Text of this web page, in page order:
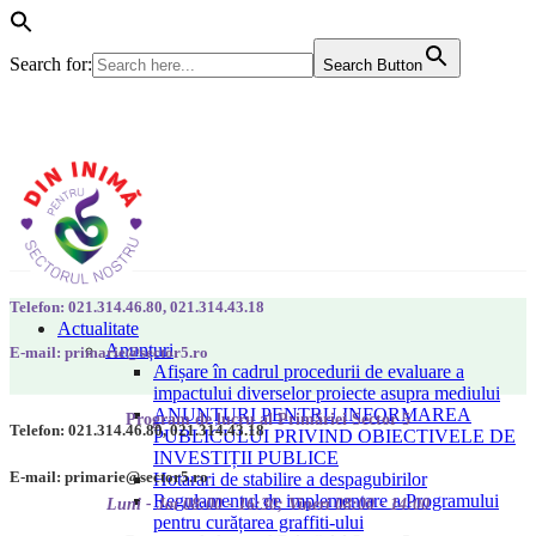
Search for: Search Button
Actualitate
Anunțuri
Afișare în cadrul procedurii de evaluare a
impactului diverselor proiecte asupra mediului
ANUNȚURI PENTRU INFORMAREA
PUBLICULUI PRIVIND OBIECTIVELE DE
INVESTIȚII PUBLICE
Hotarari de stabilire a despagubirilor
Regulamentul de implementare a Programului
pentru curățarea graffiti-ului
Telefon: 021.314.46.80, 021.314.43.18
E-mail: primarie@sector5.ro
Program de lucru al Primăriei Sector 5
Luni - Joi 08:00 - 16:30; Vineri 08:00 - 14:00
Telefon: 021.314.46.80, 021.314.43.18
E-mail: primarie@sector5.ro